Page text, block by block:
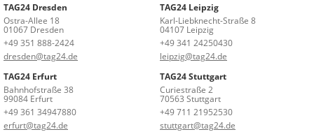
TAG24 Dresden
Ostra-Allee 18
01067 Dresden
+49 351 888-2424
dresden@tag24.de
TAG24 Leipzig
Karl-Liebknecht-Straße 8
04107 Leipzig
+49 341 24250430
leipzig@tag24.de
TAG24 Erfurt
Bahnhofstraße 38
99084 Erfurt
+49 361 34947880
erfurt@tag24.de
TAG24 Stuttgart
Curiestraße 2
70563 Stuttgart
+49 711 21952530
stuttgart@tag24.de